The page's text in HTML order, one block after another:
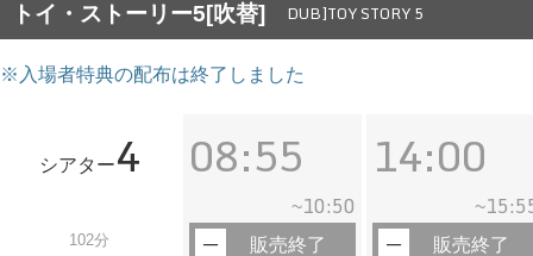
トイ・ストーリー5[吹替] DUB]TOY STORY 5
※入場者特典の配布は終了しました
シアター4
102分
08:55
~10:50
販売終了
14:00
~
販売終了